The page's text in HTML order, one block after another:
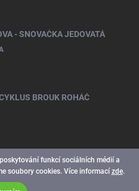
funkcí sociálních médií a
soubory cookies. Více informacízde.
- SNOVAČKA JEDOVATÁ
BROUK ROHÁČ